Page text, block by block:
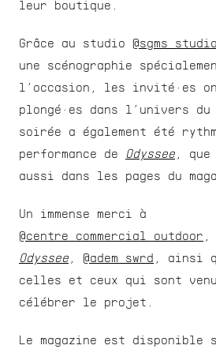
leur boutique.
Grâce au studio @sgms_studio
une scénographie
l’occasion, les invité·es
plongé·es dans l’univers du
soirée a également été
performance de Odyssee , que
aussi dans les pages du
@centre_commercial_outdoor ,
Odyssee , @adem_swrd , ainsi
celles et ceux qui sont
célébrer le projet.
Le magazine est